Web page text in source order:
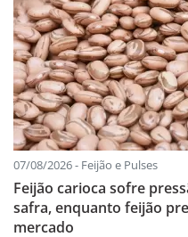
07/08/2026 - Feijão e Pulses
Feijão carioca sofre
safra, enquanto feijão
mercado